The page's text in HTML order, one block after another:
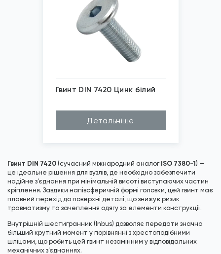
Гвинт DIN 7420 Цинк білий
Детальніше
Гвинт DIN 7420 (сучасний міжнародний аналог ISO 7380-1) —
це ідеальне рішення для вузлів, де необхідно забезпечити
надійне з’єднання при мінімальній висоті виступаючих частин
кріплення. Завдяки напівсферичній формі головки, цей гвинт має
плавний перехід до поверхні деталі, що знижує ризик
травматизму та зачеплення одягу за елементи конструкції.
Внутрішній шестигранник (Inbus) дозволяє передати значно
більший крутний момент у порівнянні з хрестоподібними
шліцами, що робить цей гвинт незамінним у відповідальних
механічних з’єднаннях.